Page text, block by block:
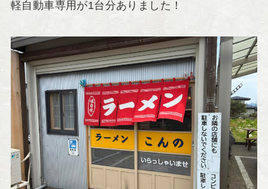
軽自動車専用が1台分ありました！